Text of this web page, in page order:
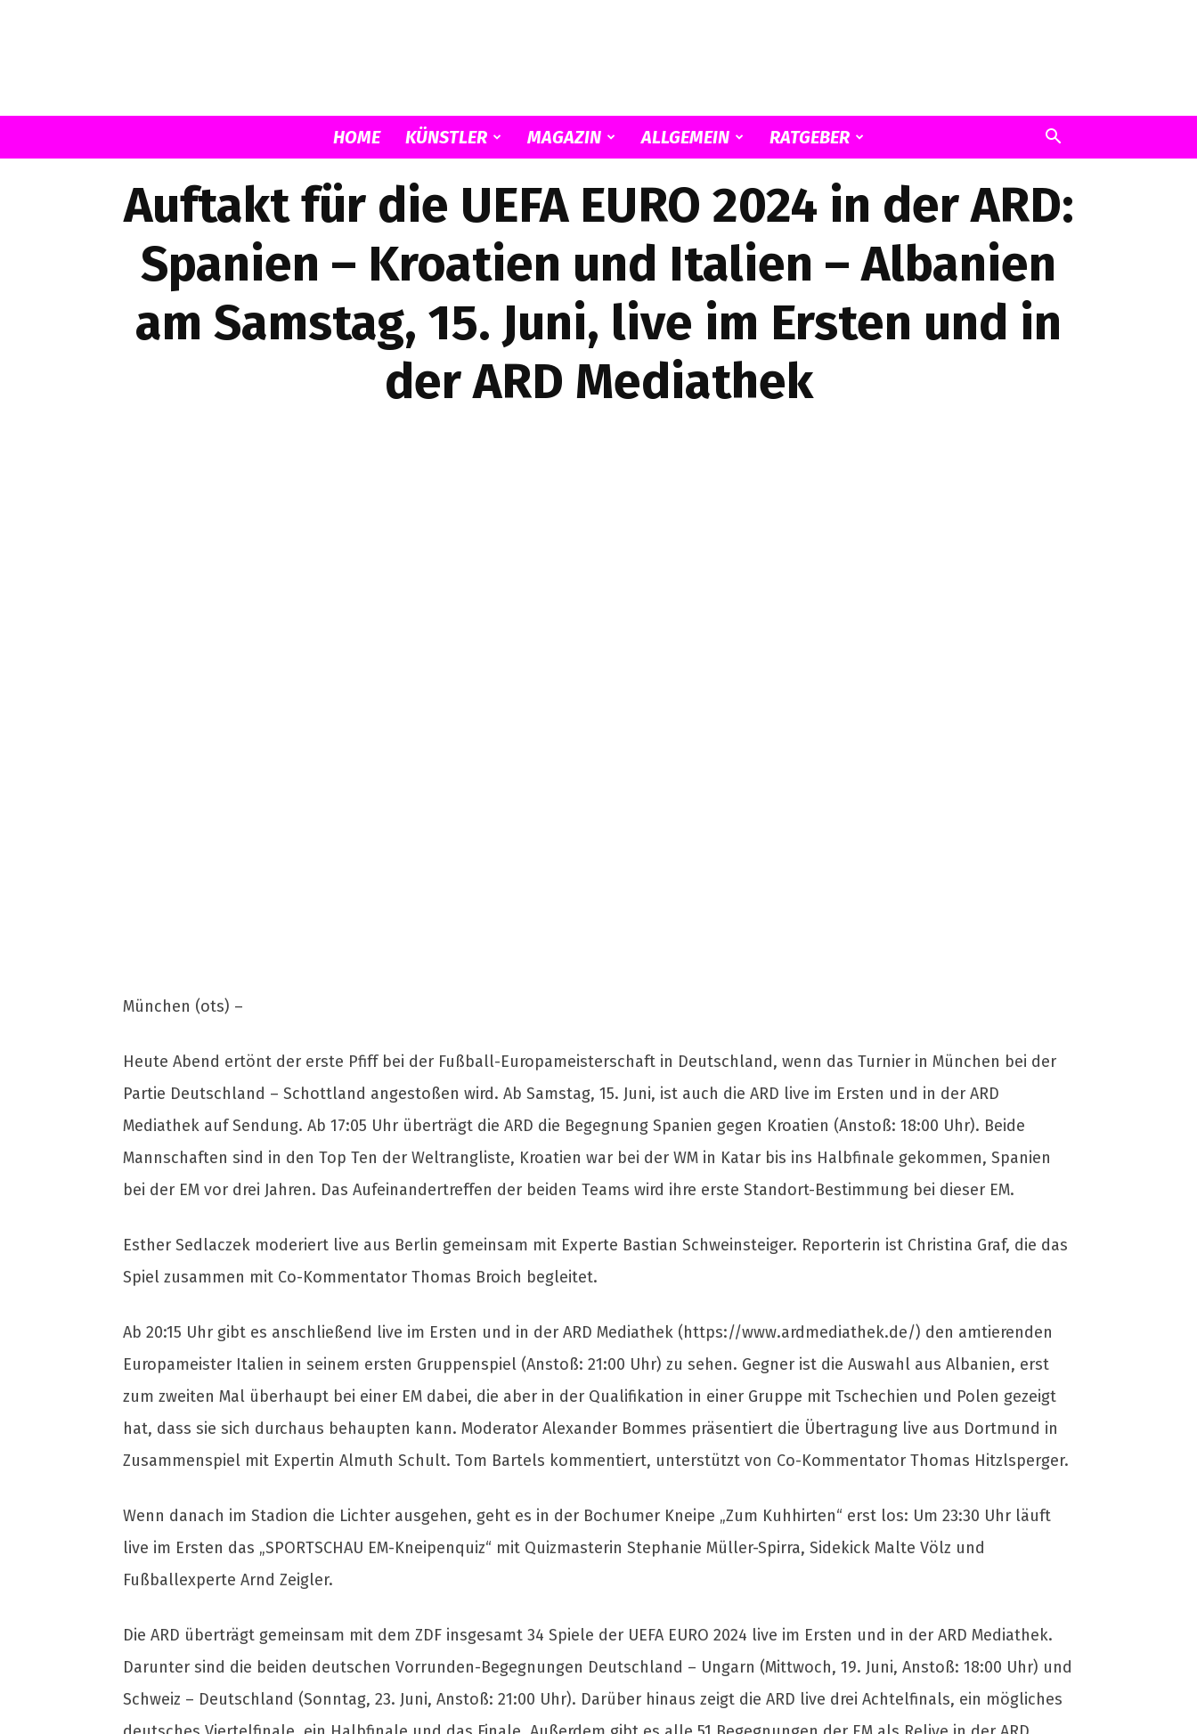
Musicload
HOME KÜNSTLER MAGAZIN ALLGEMEIN RATGEBER
Auftakt für die UEFA EURO 2024 in der ARD:
Spanien – Kroatien und Italien – Albanien
am Samstag, 15. Juni, live im Ersten und in
der ARD Mediathek
München (ots) –
Heute Abend ertönt der erste Pfiff bei der Fußball-Europameisterschaft in Deutschland, wenn das Turnier in München bei der
Partie Deutschland – Schottland angestoßen wird. Ab Samstag, 15. Juni, ist auch die ARD live im Ersten und in der ARD
Mediathek auf Sendung. Ab 17:05 Uhr überträgt die ARD die Begegnung Spanien gegen Kroatien (Anstoß: 18:00 Uhr). Beide
Mannschaften sind in den Top Ten der Weltrangliste, Kroatien war bei der WM in Katar bis ins Halbfinale gekommen, Spanien
bei der EM vor drei Jahren. Das Aufeinandertreffen der beiden Teams wird ihre erste Standort-Bestimmung bei dieser EM.
Esther Sedlaczek moderiert live aus Berlin gemeinsam mit Experte Bastian Schweinsteiger. Reporterin ist Christina Graf, die das
Spiel zusammen mit Co-Kommentator Thomas Broich begleitet.
Ab 20:15 Uhr gibt es anschließend live im Ersten und in der ARD Mediathek (https://www.ardmediathek.de/) den amtierenden
Europameister Italien in seinem ersten Gruppenspiel (Anstoß: 21:00 Uhr) zu sehen. Gegner ist die Auswahl aus Albanien, erst
zum zweiten Mal überhaupt bei einer EM dabei, die aber in der Qualifikation in einer Gruppe mit Tschechien und Polen gezeigt
hat, dass sie sich durchaus behaupten kann. Moderator Alexander Bommes präsentiert die Übertragung live aus Dortmund in
Zusammenspiel mit Expertin Almuth Schult. Tom Bartels kommentiert, unterstützt von Co-Kommentator Thomas Hitzlsperger.
Wenn danach im Stadion die Lichter ausgehen, geht es in der Bochumer Kneipe „Zum Kuhhirten“ erst los: Um 23:30 Uhr läuft
live im Ersten das „SPORTSCHAU EM-Kneipenquiz“ mit Quizmasterin Stephanie Müller-Spirra, Sidekick Malte Völz und
Fußballexperte Arnd Zeigler.
Die ARD überträgt gemeinsam mit dem ZDF insgesamt 34 Spiele der UEFA EURO 2024 live im Ersten und in der ARD Mediathek.
Darunter sind die beiden deutschen Vorrunden-Begegnungen Deutschland – Ungarn (Mittwoch, 19. Juni, Anstoß: 18:00 Uhr) und
Schweiz – Deutschland (Sonntag, 23. Juni, Anstoß: 21:00 Uhr). Darüber hinaus zeigt die ARD live drei Achtelfinals, ein mögliches